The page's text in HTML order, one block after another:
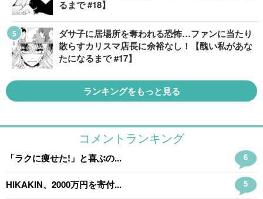
るまで #18】
ダサ子に居場所を奪われる恐怖…ファンに当たり
散らすカリスマ店長に余裕なし！【醜い私があな
たになるまで #17】
ランキングをもっと見る